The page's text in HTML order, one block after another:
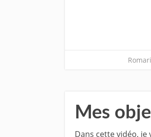
Mes
Dans cette vidéo,